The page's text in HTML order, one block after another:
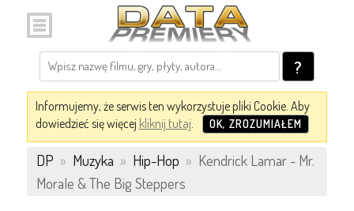
?
Informujemy, że serwis ten wykorzystuje pliki Cookie. Aby
dowiedzieć się więcej kliknij tutaj. OK, ZROZUMIAŁEM
DP » Muzyka » Hip-Hop » Kendrick Lamar - Mr.
Morale & The Big Steppers